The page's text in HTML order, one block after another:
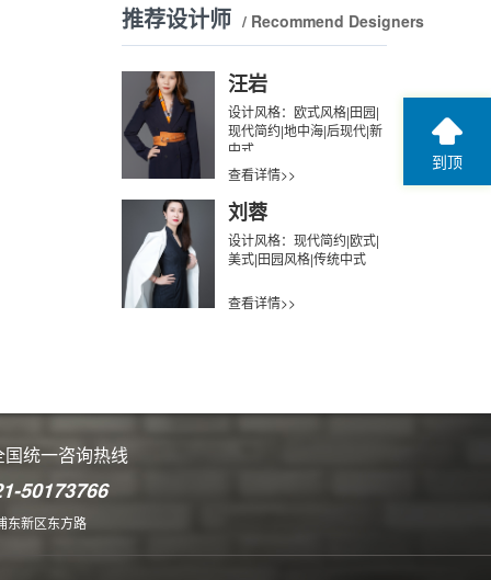
推荐设计师 / Recommend Designers
汪岩
设计风格：欧式风格|田园|
现代简约|地中海|后现代|新
中式
查看详情>>
刘蓉
设计风格：现代简约|欧式|
美式|田园风格|传统中式
查看详情>>
国统一咨询热线
50173766
东新区东方路
到顶